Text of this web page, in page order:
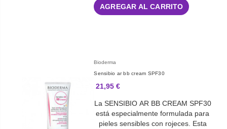
AGREGAR AL CARRITO
Bioderma
Sensibio ar bb cream SPF30
21,95 €
La SENSIBIO AR BB CREAM SPF30
está especialmente formulada para
pieles sensibles con rojeces. Esta